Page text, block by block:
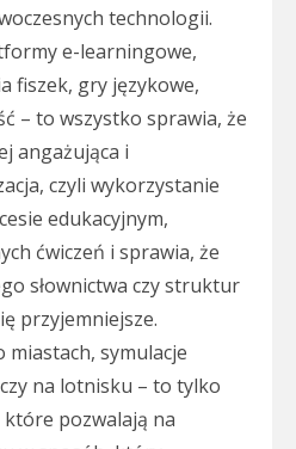
technologii.
e-learningowe,
fiszek, gry językowe,
– to wszystko sprawia, że
angażująca i
czyli wykorzystanie
edukacyjnym,
ćwiczeń i sprawia, że
słownictwa czy struktur
przyjemniejsze.
symulacje
na lotnisku – to tylko
pozwalają na